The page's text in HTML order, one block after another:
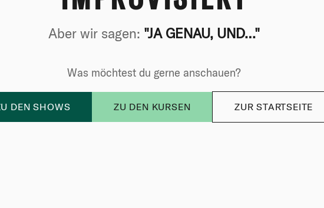
Aber wir sagen: "JA GENAU, UND…"
Was möchtest du gerne anschauen?
DEN SHOWS ZU DEN KURSEN ZUR STARTSEITE